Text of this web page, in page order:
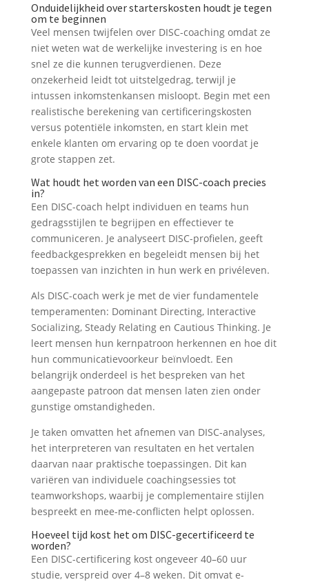
Onduidelijkheid over starterskosten houdt je tegen
om te beginnen
Veel mensen twijfelen over DISC-coaching omdat ze
niet weten wat de werkelijke investering is en hoe
snel ze die kunnen terugverdienen. Deze
onzekerheid leidt tot uitstelgedrag, terwijl je
intussen inkomstenkansen misloopt. Begin met een
realistische berekening van certificeringskosten
versus potentiële inkomsten, en start klein met
enkele klanten om ervaring op te doen voordat je
grote stappen zet.
Wat houdt het worden van een DISC-coach precies
in?
Een DISC-coach helpt individuen en teams hun
gedragsstijlen te begrijpen en effectiever te
communiceren. Je analyseert DISC-profielen, geeft
feedbackgesprekken en begeleidt mensen bij het
toepassen van inzichten in hun werk en privéleven.
Als DISC-coach werk je met de vier fundamentele
temperamenten: Dominant Directing, Interactive
Socializing, Steady Relating en Cautious Thinking. Je
leert mensen hun kernpatroon herkennen en hoe dit
hun communicatievoorkeur beïnvloedt. Een
belangrijk onderdeel is het bespreken van het
aangepaste patroon dat mensen laten zien onder
gunstige omstandigheden.
Je taken omvatten het afnemen van DISC-analyses,
het interpreteren van resultaten en het vertalen
daarvan naar praktische toepassingen. Dit kan
variëren van individuele coachingsessies tot
teamworkshops, waarbij je complementaire stijlen
bespreekt en mee-me-conflicten helpt oplossen.
Hoeveel tijd kost het om DISC-gecertificeerd te
worden?
Een DISC-certificering kost ongeveer 40–60 uur
studie, verspreid over 4–8 weken. Dit omvat e-